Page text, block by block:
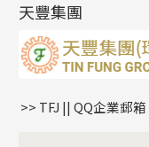
水波鏈系列
蛇骨鏈系列
鏈尾系列
嘴唇鏈系列
耳綫/耳鈎系列
耳環爪頭
耳環
相盒吊墜
項鏈吊墜
生肖吊墜
星座吊墜
天豐集團
>> TFJ || QQ企業郵箱